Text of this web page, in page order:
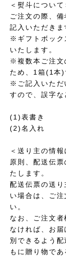
＜熨斗について
ご注文の際、
記入いただきま
※ギフトボック
いたします。
※複数本ご注文
ため、1箱(1本)
※ご記入いただ
すので、誤字な
(1)表書き
(2)名入れ
＜送り主の情報
原則、配送伝
たします。
配送伝票の送
い場合は、ご
い。
なお、ご注文
なければ、お
別できるよう
もに贈り物であ